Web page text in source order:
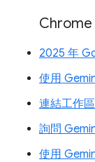
Chrome
2025 年
使用
連結工作
詢問
使用